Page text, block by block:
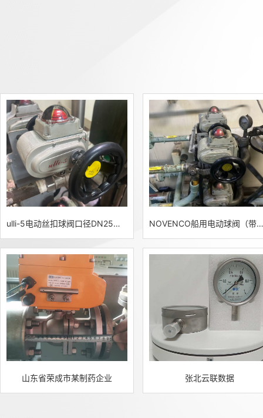
品覆
多种
大用
ulli-5电动丝扣球阀口径DN25带应急手轮现场应用 NOVENCO船用电动球阀（带应急手轮）船舶管路应用场景
山东省荣成市某制药企业 张北云联数据